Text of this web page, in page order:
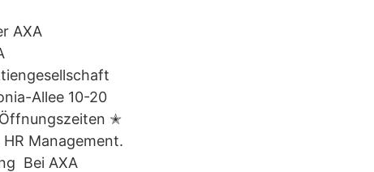
AXA
Allee 10-20
✭
Management.
Bei AXA